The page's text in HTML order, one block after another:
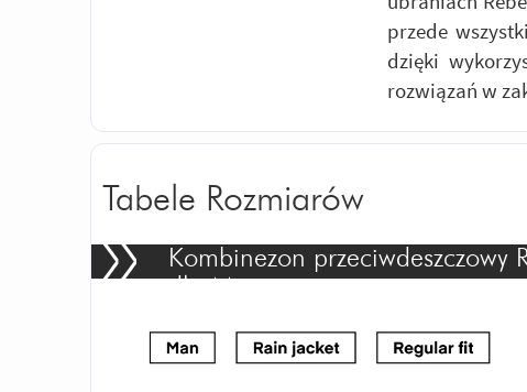
przede
dzięki
rozwiązań w
Tabele Rozmiarów
Kombinezon
dla Mężczyzn